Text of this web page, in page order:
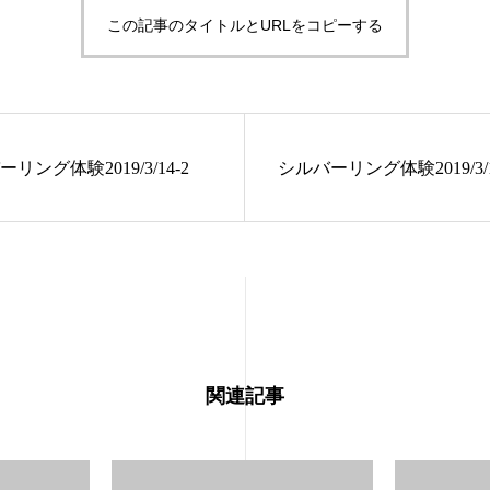
この記事のタイトルとURLをコピーする
リング体験2019/3/14-2 シルバーリング体験2019/3/
関連記事